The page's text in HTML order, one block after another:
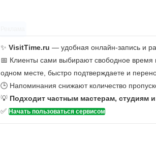
✨ VisitTime.ru — удобная онлайн-запись и
📅 Клиенты сами выбирают свободное время
одном месте, быстро подтверждаете и
🕒 Напоминания снижают количество
💡 Подходит частным мастерам, студиям
✅ Начать пользоваться сервисом